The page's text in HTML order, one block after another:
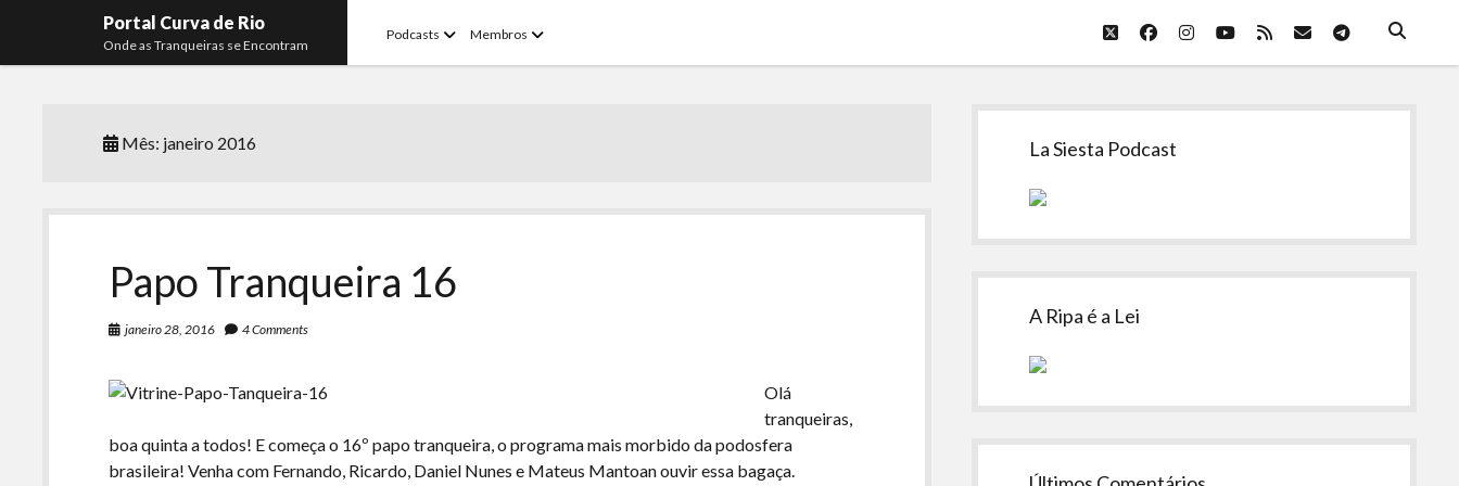
Portal Curva de Rio
Onde as Tranqueiras se Encontram
Podcasts openMembros open
twitterfacebookinstagram
youtube
rss emailtelegram
Mês: janeiro 2016
Papo Tranqueira 16
janeiro 28, 2016 4 Comments
Olá
tranqueiras,
boa quinta a todos! E começa o 16º papo tranqueira, o programa mais morbido da podosfera
brasileira! Venha com Fernando, Ricardo, Daniel Nunes e Mateus Mantoan ouvir essa bagaça.
Sidebar
La Siesta Podcast
A Ripa é a Lei